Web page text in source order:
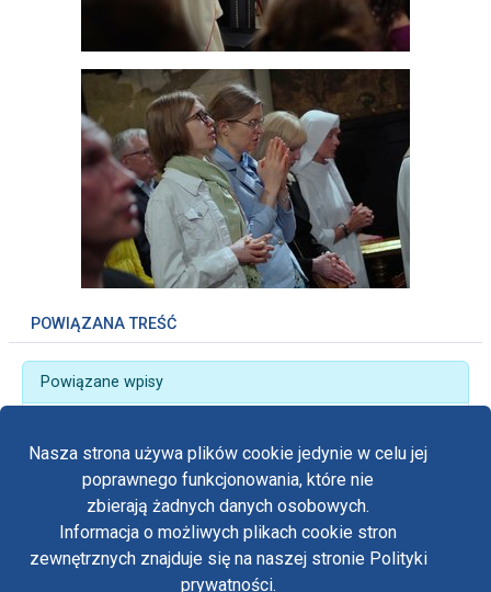
Nasza strona używa plików cookie jedynie w celu jej
poprawnego funkcjonowania, które nie
zbierają żadnych danych osobowych.
Informacja o możliwych plikach cookie stron
zewnętrznych znajduje się na naszej stronie Polityki
prywatności.
POWIĄZANA TREŚĆ
Powiązane wpisy
Pielgrzymka Kobiet